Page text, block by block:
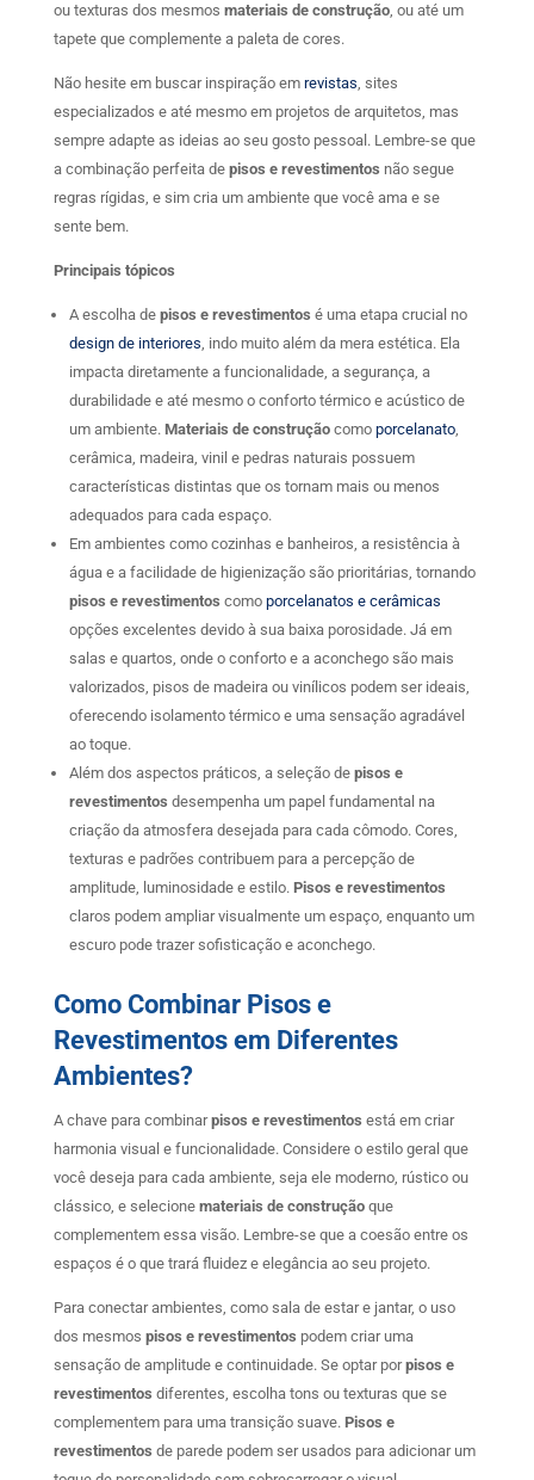
ou texturas dos mesmos materiais de construção, ou até um
tapete que complemente a paleta de cores.
Não hesite em buscar inspiração em revistas, sites
especializados e até mesmo em projetos de arquitetos, mas
sempre adapte as ideias ao seu gosto pessoal. Lembre-se que
a combinação perfeita de pisos e revestimentos não segue
regras rígidas, e sim cria um ambiente que você ama e se
sente bem.
Principais tópicos
A escolha de pisos e revestimentos é uma etapa crucial no
design de interiores, indo muito além da mera estética. Ela
impacta diretamente a funcionalidade, a segurança, a
durabilidade e até mesmo o conforto térmico e acústico de
um ambiente. Materiais de construçãocomo porcelanato,
cerâmica, madeira, vinil e pedras naturais possuem
características distintas que os tornam mais ou menos
adequados para cada espaço.
Em ambientes como cozinhas e banheiros, a resistência à
água e a facilidade de higienização são prioritárias, tornando
pisos e revestimentos como porcelanatos e cerâmicas
opções excelentes devido à sua baixa porosidade. Já em
salas e quartos, onde o conforto e a aconchego são mais
valorizados, pisos de madeira ou vinílicos podem ser ideais,
oferecendo isolamento térmico e uma sensação agradável
ao toque.
Além dos aspectos práticos, a seleção de pisos e
revestimentos desempenha um papel fundamental na
criação da atmosfera desejada para cada cômodo. Cores,
texturas e padrões contribuem para a percepção de
amplitude, luminosidade e estilo. Pisos e revestimentos
claros podem ampliar visualmente um espaço, enquanto um
escuro pode trazer sofisticação e aconchego.
Como Combinar Pisos e
Revestimentos em Diferentes
Ambientes?
A chave para combinarpisos e revestimentos está em criar
harmonia visual e funcionalidade. Considere o estilo geral que
você deseja para cada ambiente, seja ele moderno, rústico ou
clássico, e selecione materiais de construçãoque
complementem essa visão. Lembre-se que a coesão entre os
espaços é o que trará fluidez e elegância ao seu projeto.
Para conectar ambientes, como sala de estar e jantar, o uso
dos mesmos pisos e revestimentos podem criar uma
sensação de amplitude e continuidade. Se optar porpisos e
revestimentos diferentes, escolha tons ou texturas que se
complementem para uma transição suave. Pisos e
revestimentos de parede podem ser usados para adicionar um